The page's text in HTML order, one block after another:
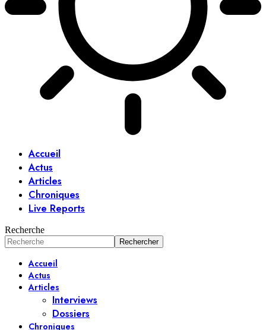
Accueil
Actus
Articles
Chroniques
Live Reports
Recherche
Accueil
Actus
Articles
Interviews
Dossiers
Chroniques